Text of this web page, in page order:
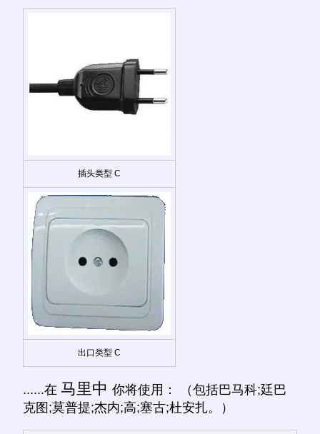
插头类型 C
出口类型 C
......在 马里中 你将使用： （包括巴马科;廷巴
克图;莫普提;杰内;高;塞古;杜安扎。）